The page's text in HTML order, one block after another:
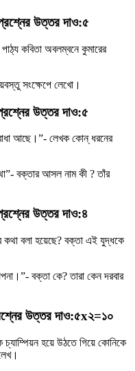
উত্তর দাও:৫
কবিতা অবলম্বনে কুমারের
সংক্ষেপে লেখাে।
উত্তর দাও:৫
বাধা আছে।”- লেখক কোন্ ধরনের
বক্তার আসল নাম কী ? তাঁর
উত্তর দাও:৪
বলা হয়েছে? বক্তা এই যুদ্ধকে
বক্তা কে? তারা কেন দরবার
উত্তর দাও:৫x২=১০
হয়ে উঠতে গিয়ে কোনিকে